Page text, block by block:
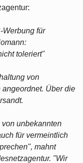
Werbung für
toleriert"
von
Über die
unbekannten
für vermeintlich
mahnt
"Wir